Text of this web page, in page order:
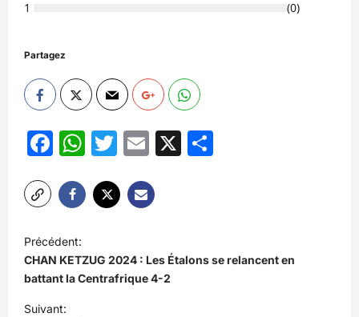
1
(0)
Partagez
Facebook
WhatsApp
Twitter
Email
X
a
v
i
Précédent:
CHAN KETZUG 2024 : Les Étalons se relancent en
battant la Centrafrique 4-2
Suivant: